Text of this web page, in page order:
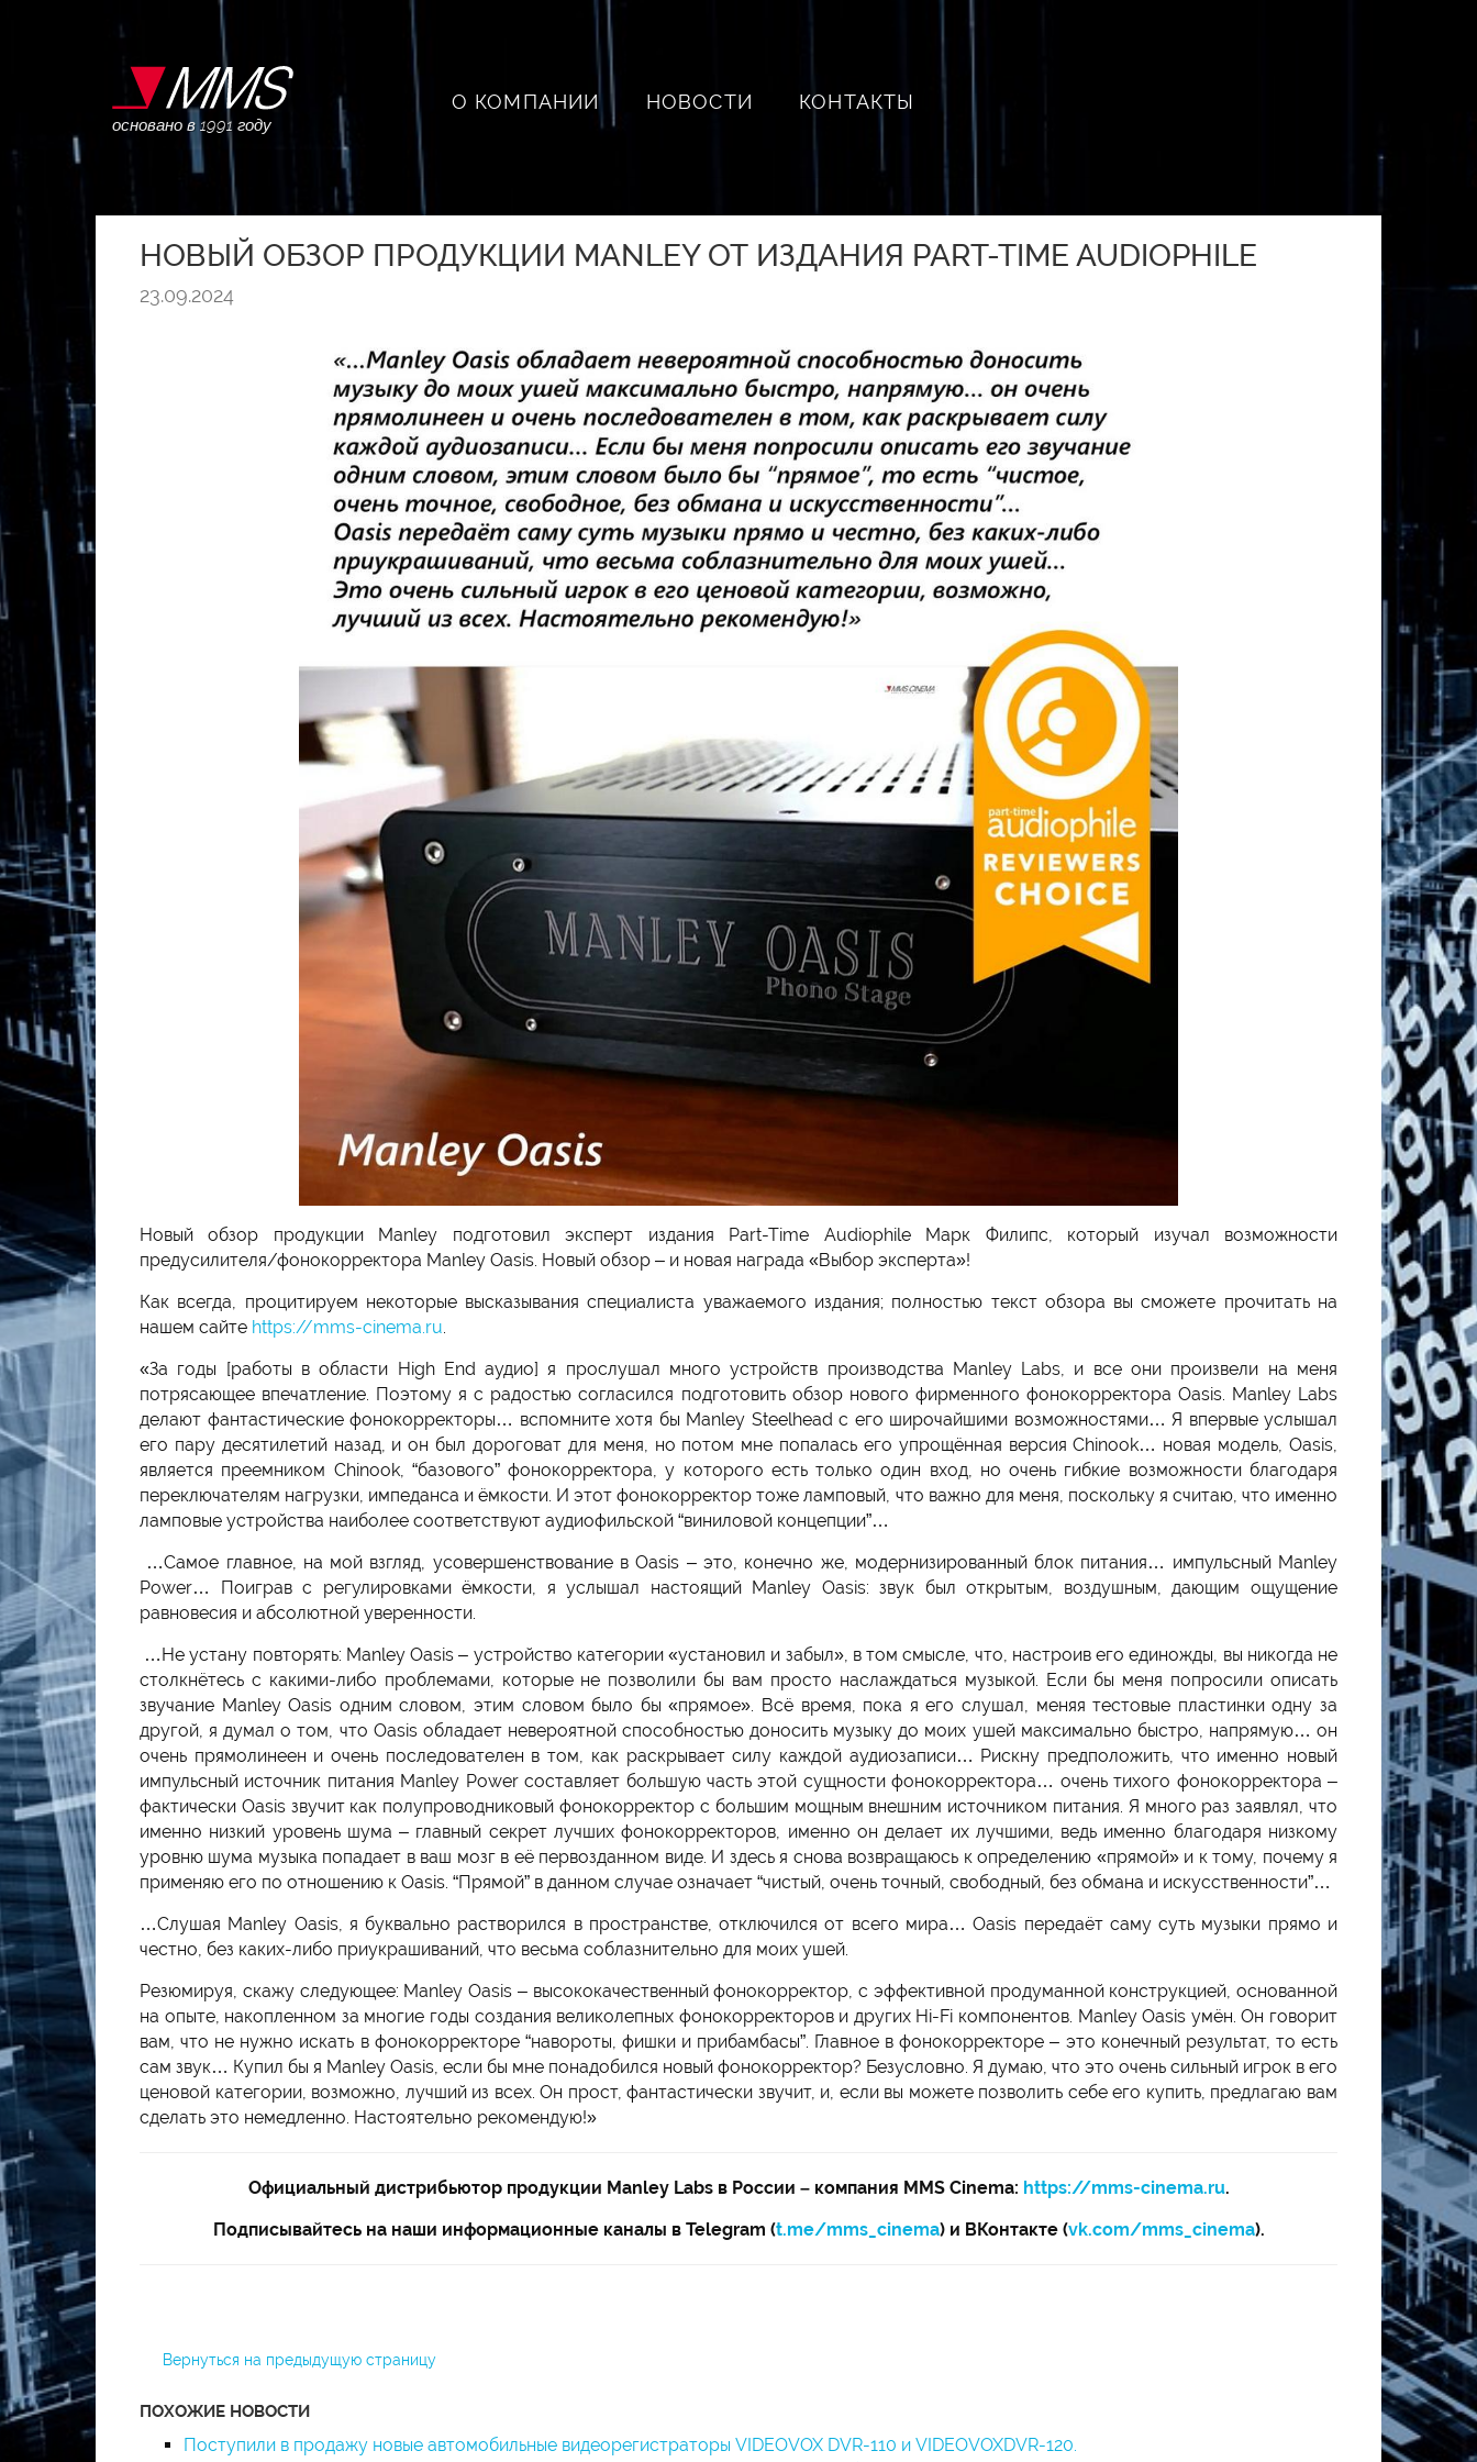
основано в 1991 году
О КОМПАНИИ НОВОСТИ КОНТАКТЫ
НОВЫЙ ОБЗОР ПРОДУКЦИИ MANLEY ОТ ИЗДАНИЯ PART-TIME AUDIOPHILE
23.09.2024
Новый обзор продукции Manley подготовил эксперт издания Part-Time Audiophile Марк Филипс, который изучал возможности
предусилителя/фонокорректора Manley Oasis. Новый обзор – и новая награда «Выбор эксперта»!
Как всегда, процитируем некоторые высказывания специалиста уважаемого издания; полностью текст обзора вы сможете прочитать на
нашем сайте https://mms-cinema.ru.
«За годы [работы в области High End аудио] я прослушал много устройств производства Manley Labs, и все они произвели на меня
потрясающее впечатление. Поэтому я с радостью согласился подготовить обзор нового фирменного фонокорректора Oasis. Manley Labs
делают фантастические фонокорректоры… вспомните хотя бы Manley Steelhead с его широчайшими возможностями… Я впервые услышал
его пару десятилетий назад, и он был дороговат для меня, но потом мне попалась его упрощённая версия Chinook… новая модель, Oasis,
является преемником Chinook, “базового” фонокорректора, у которого есть только один вход, но очень гибкие возможности благодаря
переключателям нагрузки, импеданса и ёмкости. И этот фонокорректор тоже ламповый, что важно для меня, поскольку я считаю, что именно
ламповые устройства наиболее соответствуют аудиофильской “виниловой концепции”…
…Самое главное, на мой взгляд, усовершенствование в Oasis – это, конечно же, модернизированный блок питания… импульсный Manley
Power… Поиграв с регулировками ёмкости, я услышал настоящий Manley Oasis: звук был открытым, воздушным, дающим ощущение
равновесия и абсолютной уверенности.
…Не устану повторять: Manley Oasis – устройство категории «установил и забыл», в том смысле, что, настроив его единожды, вы никогда не
столкнётесь с какими-либо проблемами, которые не позволили бы вам просто наслаждаться музыкой. Если бы меня попросили описать
звучание Manley Oasis одним словом, этим словом было бы «прямое». Всё время, пока я его слушал, меняя тестовые пластинки одну за
другой, я думал о том, что Oasis обладает невероятной способностью доносить музыку до моих ушей максимально быстро, напрямую… он
очень прямолинеен и очень последователен в том, как раскрывает силу каждой аудиозаписи… Рискну предположить, что именно новый
импульсный источник питания Manley Power составляет большую часть этой сущности фонокорректора… очень тихого фонокорректора –
фактически Oasis звучит как полупроводниковый фонокорректор с большим мощным внешним источником питания. Я много раз заявлял, что
именно низкий уровень шума – главный секрет лучших фонокорректоров, именно он делает их лучшими, ведь именно благодаря низкому
уровню шума музыка попадает в ваш мозг в её первозданном виде. И здесь я снова возвращаюсь к определению «прямой» и к тому, почему я
применяю его по отношению к Oasis. “Прямой” в данном случае означает “чистый, очень точный, свободный, без обмана и искусственности”…
…Слушая Manley Oasis, я буквально растворился в пространстве, отключился от всего мира… Oasis передаёт саму суть музыки прямо и
честно, без каких-либо приукрашиваний, что весьма соблазнительно для моих ушей.
Резюмируя, скажу следующее: Manley Oasis – высококачественный фонокорректор, с эффективной продуманной конструкцией, основанной
на опыте, накопленном за многие годы создания великолепных фонокорректоров и других Hi-Fi компонентов. Manley Oasis умён. Он говорит
вам, что не нужно искать в фонокорректоре “навороты, фишки и прибамбасы”. Главное в фонокорректоре – это конечный результат, то есть
сам звук… Купил бы я Manley Oasis, если бы мне понадобился новый фонокорректор? Безусловно. Я думаю, что это очень сильный игрок в его
ценовой категории, возможно, лучший из всех. Он прост, фантастически звучит, и, если вы можете позволить себе его купить, предлагаю вам
сделать это немедленно. Настоятельно рекомендую!»
Официальный дистрибьютор продукции Manley Labs в России – компания MMS Cinema: https://mms-cinema.ru.
Подписывайтесь на наши информационные каналы в Telegram (t.me/mms_cinema) и ВКонтакте (vk.com/mms_cinema).
Вернуться на предыдущую страницу
ПОХОЖИЕ НОВОСТИ
Поступили в продажу новые автомобильные видеорегистраторы VIDEOVOX DVR-110 и VIDEOVOXDVR-120.